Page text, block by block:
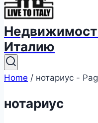
Италию
Home / нотариус -
нотариус